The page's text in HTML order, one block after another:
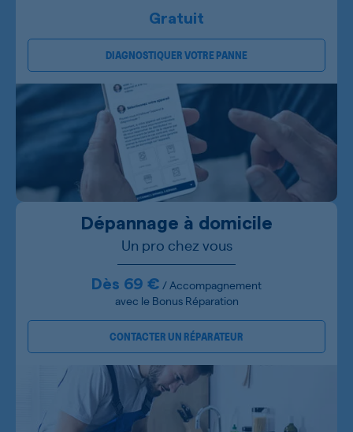
Gratuit
DIAGNOSTIQUER VOTRE PANNE
Dépannage à domicile
Un pro chez vous
Dès 69 € / Accompagnement
avec le Bonus Réparation
CONTACTER UN RÉPARATEUR